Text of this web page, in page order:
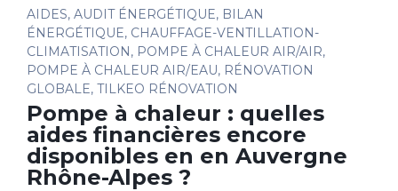
AIDES, AUDIT ÉNERGÉTIQUE, BILAN
ÉNERGÉTIQUE, CHAUFFAGE-VENTILLATION-
CLIMATISATION, POMPE À CHALEUR AIR/AIR,
POMPE À CHALEUR AIR/EAU, RÉNOVATION
GLOBALE, TILKEO RÉNOVATION
Pompe à chaleur : quelles
aides financières encore
disponibles en en Auvergne
Rhône-Alpes ?